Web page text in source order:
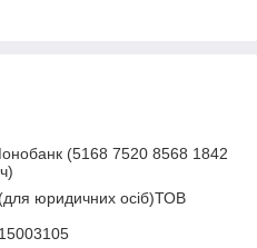
(5168 7520 8568 1842
(для юридичних осіб)ТОВ